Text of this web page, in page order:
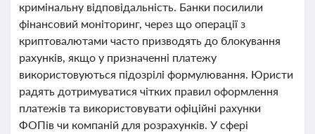
кримінальну відповідальність. Банки посилили
фінансовий моніторинг, через що операції з
криптовалютами часто призводять до блокування
рахунків, якщо у призначенні платежу
використовуються підозрілі формулювання. Юристи
радять дотримуватися чітких правил оформлення
платежів та використовувати офіційні рахунки
ФОПів чи компаній для розрахунків. У сфері